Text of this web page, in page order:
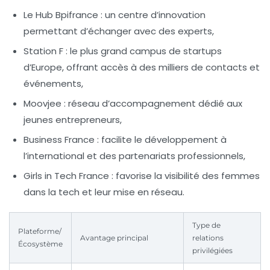
Le Hub Bpifrance : un centre d’innovation
permettant d’échanger avec des experts,
Station F: le plus grand campus de startups
d’Europe, offrant accès à des milliers de contacts et
événements,
Moovjee : réseau d’accompagnement dédié aux
jeunes entrepreneurs,
Business France : facilite le développement à
l’international et des partenariats professionnels,
Girls in Tech France : favorise la visibilité des femmes
dans la tech et leur mise en réseau.
Plateforme/
Écosystème
Avantage principal
Type de
relations
privilégiées